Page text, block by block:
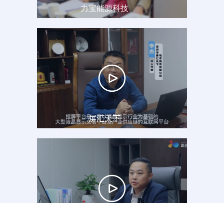
力宝能源科技
屏汇天下